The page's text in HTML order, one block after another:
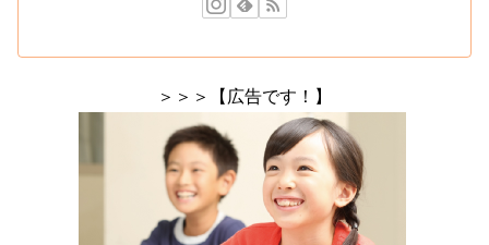
＞＞＞【広告です！】